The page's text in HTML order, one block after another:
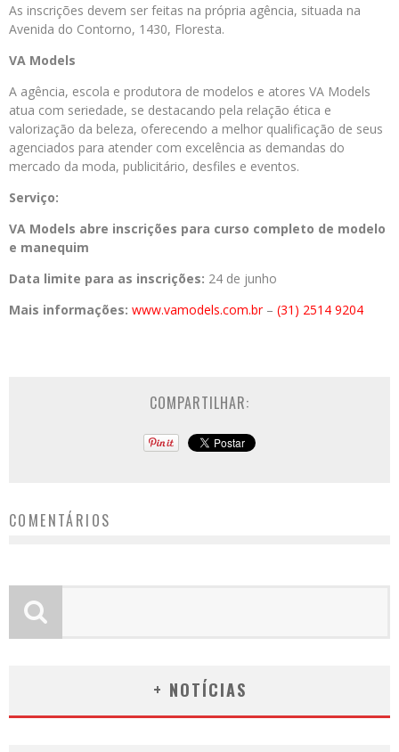
As inscrições devem ser feitas na própria agência, situada na
Avenida do Contorno, 1430, Floresta.
VA Models
A agência, escola e produtora de modelos e atores VA Models
atua com seriedade, se destacando pela relação ética e
valorização da beleza, oferecendo a melhor qualificação de seus
agenciados para atender com excelência as demandas do
mercado da moda, publicitário, desfiles e eventos.
Serviço:
VA Models abre inscrições para curso completo de modelo
e manequim
Data limite para as inscrições: 24 de junho
Mais informações: www.vamodels.com.br– (31) 2514 9204
COMPARTILHAR:
COMENTÁRIOS
+ NOTÍCIAS